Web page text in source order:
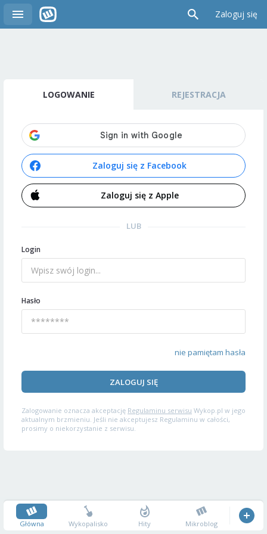
Zaloguj się
LOGOWANIE REJESTRACJA
Zaloguj się z Facebook
Zaloguj się z Apple
LUB
Login
Hasło
nie pamiętam hasła
ZALOGUJ SIĘ
Zalogowanie oznacza akceptację Regulaminu serwisu Wykop.pl w jego
aktualnym brzmieniu. Jeśli nie akceptujesz Regulaminu w całości,
prosimy o niekorzystanie z serwisu.
Główna Wykopalisko Hity Mikroblog